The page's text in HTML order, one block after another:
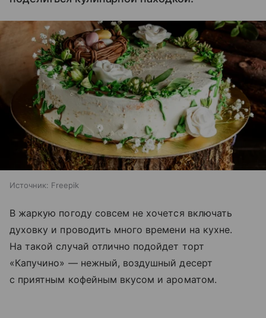
Источник: Freepik
В жаркую погоду совсем не хочется включать
духовку и проводить много времени на кухне.
На такой случай отлично подойдет торт
«Капучино» — нежный, воздушный десерт
с приятным кофейным вкусом и ароматом.